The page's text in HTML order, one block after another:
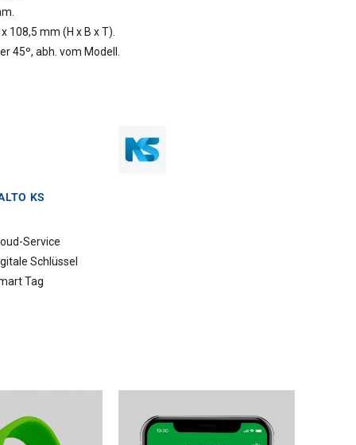
108,5 mm (H x B x T).
45º, abh. vom Modell.
KS
Service
Schlüssel
Tag